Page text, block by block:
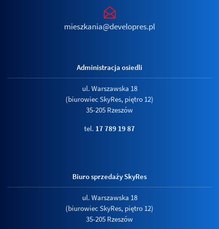
mieszkania@developres.pl
Administracja osiedli
ul. Warszawska 18
(biurowiec SkyRes, piętro 12)
35-205 Rzeszów
tel. 17 789 19 87
Biuro sprzedaży SkyRes
ul. Warszawska 18
(biurowiec SkyRes, piętro 12)
35-205 Rzeszów